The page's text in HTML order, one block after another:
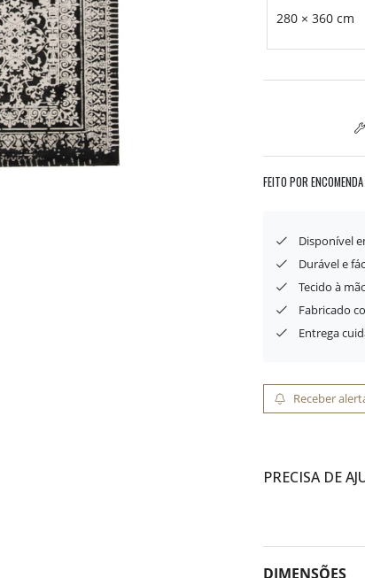
280 × 360 cm
FEITO POR ENCOMENDA
Disponível
Durável e
Tecido à
Fabricado
Entrega
Receber
PRECISA DE
DIMENSÕES